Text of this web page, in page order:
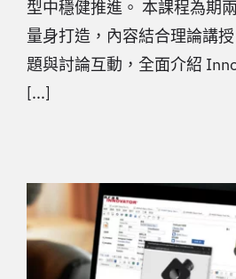
型中穩健推進。 本課程為期
量身打造，內容結合理論講
題與討論互動，全面介紹
[...]